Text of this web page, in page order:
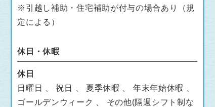
※引越し補助・住宅補助が付与の場合あり（規
定による）
休日・休暇
休日
日曜日 、 祝日 、 夏季休暇 、 年末年始休暇 、
ゴールデンウィーク 、 その他(隔週シフト制な